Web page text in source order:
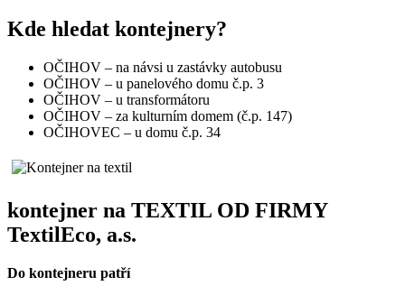
Kde hledat kontejnery?
OČIHOV – na návsi u zastávky autobusu
OČIHOV – u panelového domu č.p. 3
OČIHOV – u transformátoru
OČIHOV – za kulturním domem (č.p. 147)
OČIHOVEC – u domu č.p. 34
kontejner na TEXTIL OD FIRMY
TextilEco, a.s.
Do kontejneru patří